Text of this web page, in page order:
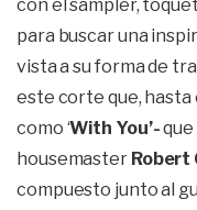
con el sampler,
para buscar una
vista a su forma de
este corte que, hasta
como ‘With You’-
housemaster Robert
compuesto junto al